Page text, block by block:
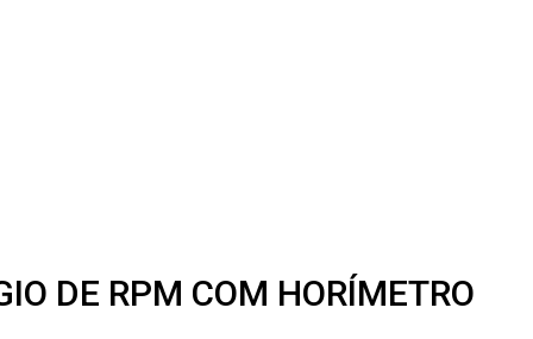
DE RPM COM HORÍMETRO